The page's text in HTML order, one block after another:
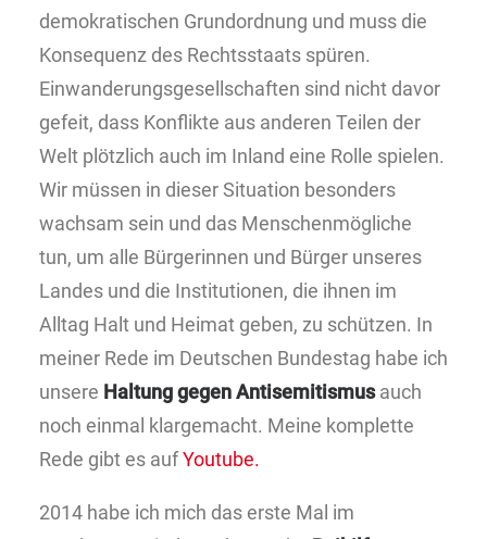
demokratischen Grundordnung und muss die
Konsequenz des Rechtsstaats spüren.
Einwanderungsgesellschaften sind nicht davor
gefeit, dass Konflikte aus anderen Teilen der
Welt plötzlich auch im Inland eine Rolle spielen.
Wir müssen in dieser Situation besonders
wachsam sein und das Menschenmögliche
tun, um alle Bürgerinnen und Bürger unseres
Landes und die Institutionen, die ihnen im
Alltag Halt und Heimat geben, zu schützen. In
meiner Rede im Deutschen Bundestag habe ich
unsere Haltung gegen Antisemitismusauch
noch einmal klargemacht. Meine komplette
Rede gibt es aufYoutube.
2014 habe ich mich das erste Mal im